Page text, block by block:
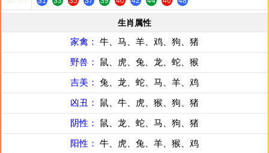
生肖属性
家禽： 牛、马、羊、鸡、狗、猪
野兽： 鼠、虎、兔、龙、蛇、猴
吉美： 兔、龙、蛇、马、羊、鸡
凶丑： 鼠、牛、虎、猴、狗、猪
阴性： 鼠、龙、蛇、马、狗、猪
阳性： 牛、虎、兔、羊、猴、鸡